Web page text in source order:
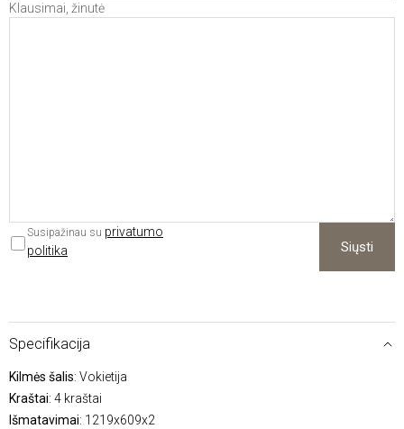
Klausimai, žinutė
Susipažinau su privatumo
politika
Siųsti
Specifikacija
Kilmės šalis: Vokietija
Kraštai: 4 kraštai
Išmatavimai: 1219x609x2